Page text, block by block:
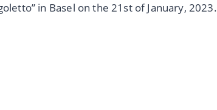
in Basel on the 21st of January, 2023.